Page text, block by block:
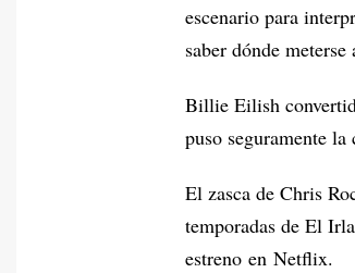
escenario para
saber dónde
Billie Eilish
puso seguramente
El zasca de Chris
temporadas de El
estreno en Netflix.